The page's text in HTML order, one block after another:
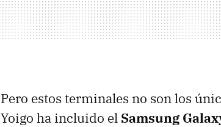
Pero estos terminales no son los
Yoigo ha incluido el Samsung